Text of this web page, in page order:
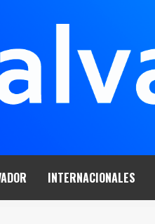
INTERNACIONALES